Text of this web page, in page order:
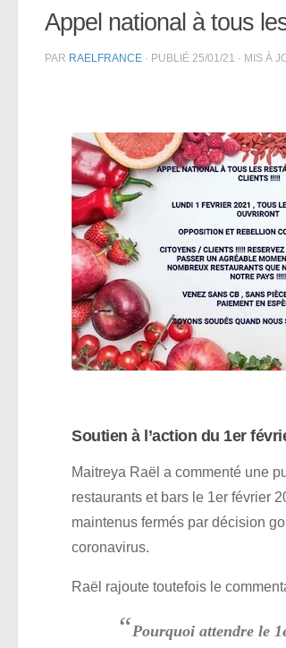
Appel national à tous
PAR RAELFRANCE · PUBLIÉ 25/01/21 · MIS À
Soutien à l’action du 1er
Maitreya Raël a commenté une
restaurants et bars le 1er février
maintenus fermés par décision
coronavirus.
Raël rajoute toutefois le
“Pourquoi attendre le